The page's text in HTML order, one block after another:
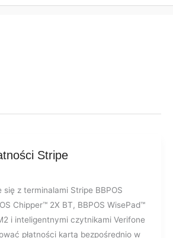
Stripe
się z terminalami Stripe BBPOS
Chipper™ 2X BT, BBPOS WisePad™
i inteligentnymi czytnikami Verifone
płatności kartą bezpośrednio w